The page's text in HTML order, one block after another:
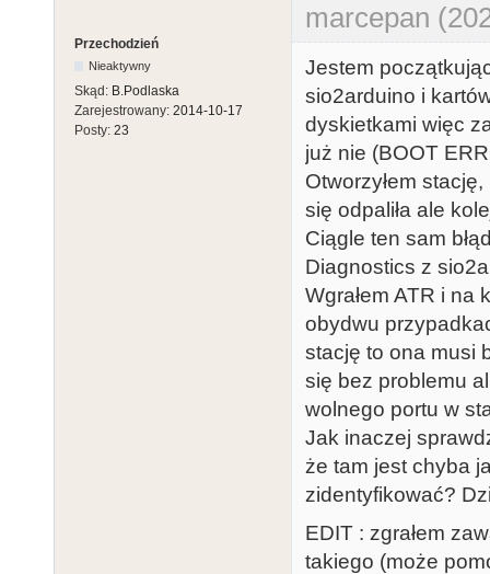
marcepan
Przechodzień
Nieaktywny
Skąd: B.Podlaska
Zarejestrowany: 2014-10-17
Posty: 23
Jestem
sio2arduino i
dyskietkami więc
już nie (BOOT
Otworzyłem
się odpaliła ale
Ciągle ten sam
Diagnostics z
Wgrałem ATR i na
obydwu
stację to ona musi
się bez problemu
wolnego portu w
Jak inaczej
że tam jest chyba
zidentyfikować?
EDIT : zgrałem
takiego (może